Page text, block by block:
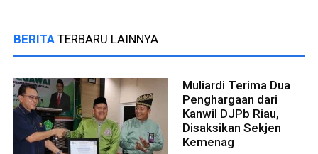
BERITA TERBARU LAINNYA
Muliardi Terima Dua
Penghargaan dari
Kanwil DJPb Riau,
Disaksikan Sekjen
Kemenag